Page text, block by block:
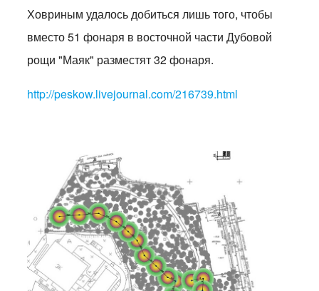
Ховриным удалось добиться лишь того, чтобы
вместо 51 фонаря в восточной части Дубовой
рощи "Маяк" разместят 32 фонаря.
http://peskow.livejournal.com/216739.html